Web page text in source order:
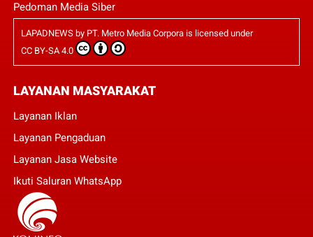
Pedoman Media Siber
LAPADNEWSby PT. Metro Media Corporais licensed under
CC BY-SA 4.0
LAYANAN MASYARAKAT
Layanan Iklan
Layanan Pengaduan
Layanan Jasa Website
Ikuti Saluran WhatsApp